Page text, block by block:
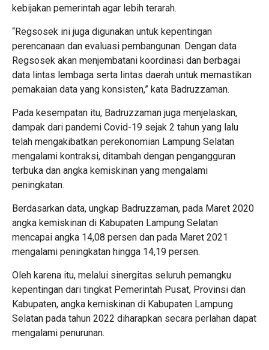
kebijakan pemerintah agar lebih terarah.
“Regsosek ini juga digunakan untuk kepentingan
perencanaan dan evaluasi pembangunan. Dengan data
Regsosek akan menjembatani koordinasi dan berbagai
data lintas lembaga serta lintas daerah untuk memastikan
pemakaian data yang konsisten,” kata Badruzzaman.
Pada kesempatan itu, Badruzzaman juga menjelaskan,
dampak dari pandemi Covid-19 sejak 2 tahun yang lalu
telah mengakibatkan perekonomian Lampung Selatan
mengalami kontraksi, ditambah dengan pengangguran
terbuka dan angka kemiskinan yang mengalami
peningkatan.
Berdasarkan data, ungkap Badruzzaman, pada Maret 2020
angka kemiskinan di Kabupaten Lampung Selatan
mencapai angka 14,08 persen dan pada Maret 2021
mengalami peningkatan hingga 14,19 persen.
Oleh karena itu, melalui sinergitas seluruh pemangku
kepentingan dari tingkat Pemerintah Pusat, Provinsi dan
Kabupaten, angka kemiskinan di Kabupaten Lampung
Selatan pada tahun 2022 diharapkan secara perlahan dapat
mengalami penurunan.